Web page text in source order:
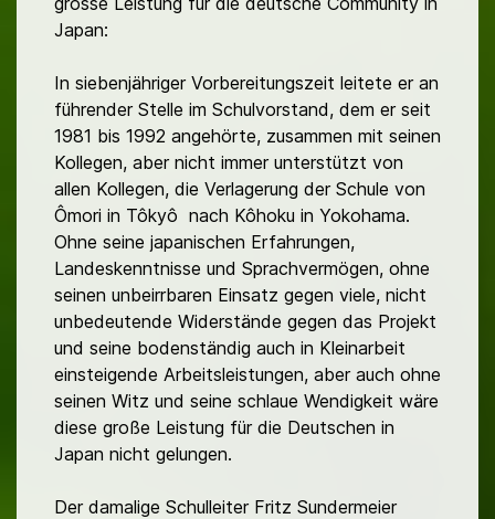
Japan:
In siebenjähriger Vorbereitungszeit leitete er an
führender Stelle im Schulvorstand, dem er seit
1981 bis 1992 angehörte, zusammen mit seinen
Kollegen, aber nicht immer unterstützt von
allen Kollegen, die Verlagerung der Schule von
Ômori in Tôkyô nach Kôhoku in Yokohama.
Ohne seine japanischen Erfahrungen,
Landeskenntnisse und Sprachvermögen, ohne
seinen unbeirrbaren Einsatz gegen viele, nicht
unbedeutende Widerstände gegen das Projekt
und seine bodenständig auch in Kleinarbeit
einsteigende Arbeitsleistungen, aber auch ohne
seinen Witz und seine schlaue Wendigkeit wäre
diese große Leistung für die Deutschen in
Japan nicht gelungen.
Der damalige Schulleiter Fritz Sundermeier